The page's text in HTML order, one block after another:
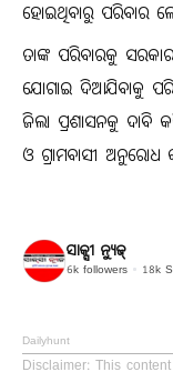
ହୋଇଥିବାରୁ ପରିବାର
ତାଙ୍କ ପରିବାରକୁ
ଯୋଗାଇ ଦିଆଯିବାକୁ
ଜିଲା ପ୍ରଶାସନକୁ ଦାବି
ଓ ଗ୍ରାମବାସୀ ଅନୁରୋଧ
ସାକ୍ସୀ ନ୍ୟୁଜ୍
6k followers 18k
Dailyhunt
Disclaimer: This